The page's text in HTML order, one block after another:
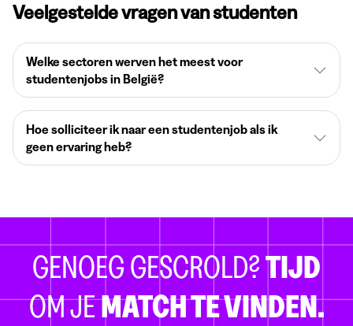
Veelgestelde vragen van studenten
Welke sectoren werven het meest voor
studentenjobs in België?
Hoe solliciteer ik naar een studentenjob als ik
geen ervaring heb?
GENOEG GESCROLD?TIJD
OM JEMATCH TE VINDEN.